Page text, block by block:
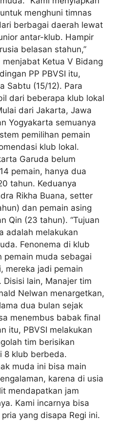
menghuni timnas
berbagai daerah lewat
antar-klub. Hampir
belasan stahun,”
Ketua V Bidang
PP PBVSI itu,
Sabtu (15/12). Para
dari beberapa klub lokal
dari Jakarta, Jawa
Yogyakarta semuanya
pemilihan pemain
klub lokal.
Garuda belum
pemain, hanya dua
tahun. Keduanya
Rikha Buana, setter
dan pemain asing
Qin (23 tahun). “Tujuan
adalah melakukan
Fenonema di klub
pemain muda sebagai
mereka jadi pemain
Disisi lain, Manajer tim
Nelwan menargetkan,
dua bulan sejak
menembus babak final
itu, PBVSI melakukan
tim berisikan
8 klub berbeda.
muda ini bisa main
karena di usia
mendapatkan jam
Kami incarnya bisa
yang disapa Regi ini.